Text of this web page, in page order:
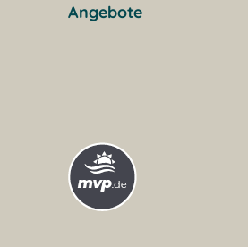
Angebote